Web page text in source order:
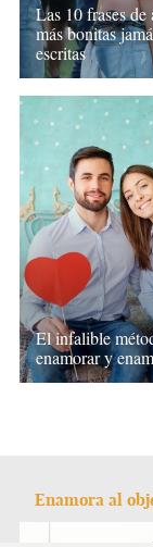
Las 10 frases de
más bonitas
escritas
El infalible
enamorar y
Enamora al